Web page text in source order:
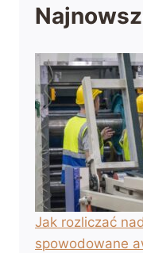
Jak rozliczać
spowodowane